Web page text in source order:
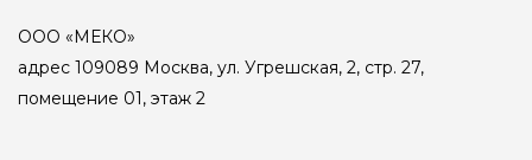
ООО «МЕКО»
адрес 109089 Москва, ул. Угрешская, 2, стр. 27,
помещение 01, этаж 2